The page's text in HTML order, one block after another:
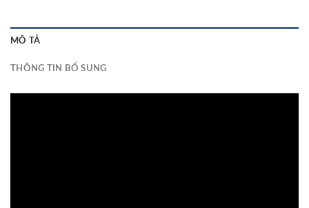
MÔ TẢ
THÔNG TIN BỔ SUNG